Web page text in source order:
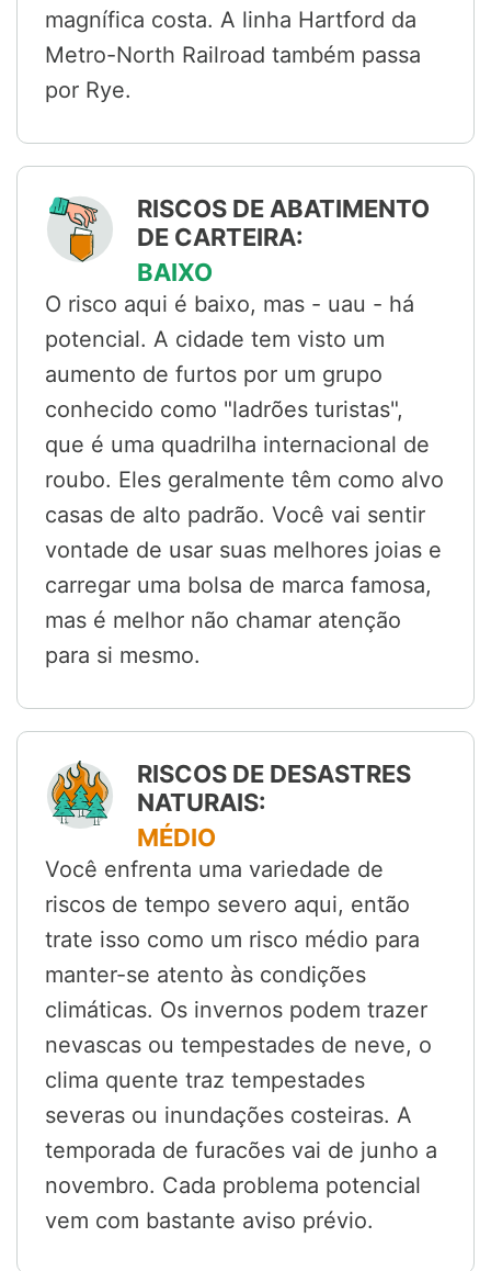
magnífica costa. A linha Hartford da
Metro-North Railroad também passa
por Rye.
RISCOS DE ABATIMENTO
DE CARTEIRA:
BAIXO
O risco aqui é baixo, mas - uau - há
potencial. A cidade tem visto um
aumento de furtos por um grupo
conhecido como "ladrões turistas",
que é uma quadrilha internacional de
roubo. Eles geralmente têm como alvo
casas de alto padrão. Você vai sentir
vontade de usar suas melhores joias e
carregar uma bolsa de marca famosa,
mas é melhor não chamar atenção
para si mesmo.
RISCOS DE DESASTRES
NATURAIS:
MÉDIO
Você enfrenta uma variedade de
riscos de tempo severo aqui, então
trate isso como um risco médio para
manter-se atento às condições
climáticas. Os invernos podem trazer
nevascas ou tempestades de neve, o
clima quente traz tempestades
severas ou inundações costeiras. A
temporada de furacões vai de junho a
novembro. Cada problema potencial
vem com bastante aviso prévio.